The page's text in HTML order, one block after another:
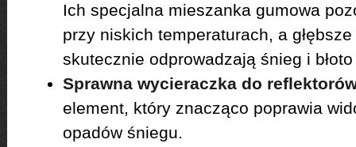
Ich specjalna mieszanka gumowa
przy niskich temperaturach, a
skutecznie odprowadzają śnieg i
Sprawna wycieraczka do
element, który znacząco poprawia
opadów śniegu.